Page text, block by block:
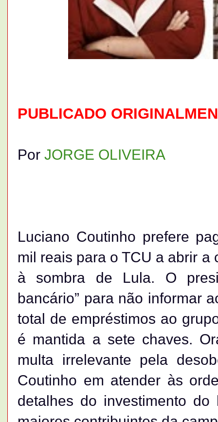
PUBLICADO
Por JORGE OLIVEIRA
Luciano Coutinho prefere
mil reais para o TCU a abrir
à sombra de Lula. O
bancário” para não informar
total de empréstimos ao
é mantida a sete chaves.
multa irrelevante pela
Coutinho em atender às
detalhes do investimento